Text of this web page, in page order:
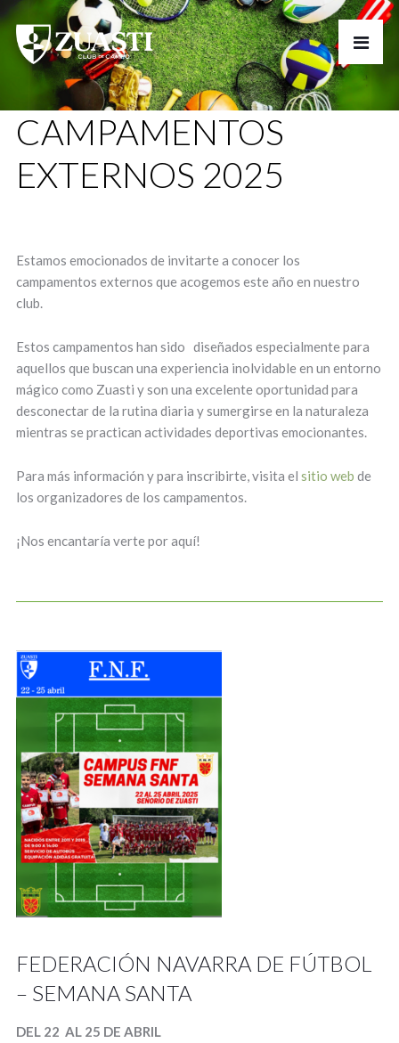
CAMPAMENTOS
EXTERNOS 2025
Estamos emocionados de invitarte a conocer los
campamentos externos que acogemos este año en nuestro
club.
Estos campamentos han sido diseñados especialmente para
aquellos que buscan una experiencia inolvidable en un entorno
mágico como Zuasti y son una excelente oportunidad para
desconectar de la rutina diaria y sumergirse en la naturaleza
mientras se practican actividades deportivas emocionantes.
Para más información y para inscribirte, visita el sitio web de
los organizadores de los campamentos.
¡Nos encantaría verte por aquí!
FEDERACIÓN NAVARRA DE FÚTBOL
– SEMANA SANTA
DEL 22 AL 25 DE ABRIL